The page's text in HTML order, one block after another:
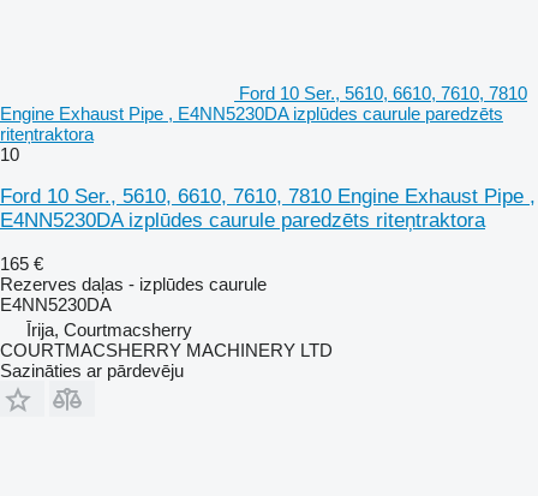
Ford 10 Ser., 5610, 6610, 7610, 7810
Engine Exhaust Pipe , E4NN5230DA izplūdes caurule paredzēts
riteņtraktora
10
Ford 10 Ser., 5610, 6610, 7610, 7810 Engine Exhaust Pipe ,
E4NN5230DA izplūdes caurule paredzēts riteņtraktora
165 €
Rezerves daļas - izplūdes caurule
E4NN5230DA
Īrija, Courtmacsherry
COURTMACSHERRY MACHINERY LTD
Sazināties ar pārdevēju